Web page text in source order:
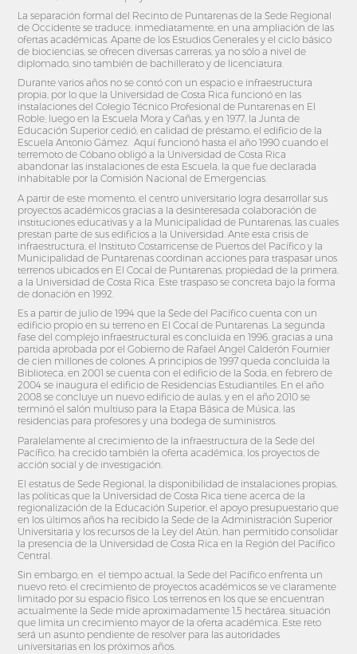
La separación formal del Recinto de Puntarenas de la Sede Regional
de Occidente se traduce, inmediatamente, en una ampliación de las
ofertas académicas. Aparte de los Estudios Generales y el ciclo básico
de biociencias, se ofrecen diversas carreras, ya no sólo a nivel de
diplomado, sino también de bachillerato y de licenciatura.
Durante varios años no se contó con un espacio e infraestructura
propia, por lo que la Universidad de Costa Rica funcionó en las
instalaciones del Colegio Técnico Profesional de Puntarenas en El
Roble; luego en la Escuela Mora y Cañas, y en 1977, la Junta de
Educación Superior cedió, en calidad de préstamo, el edificio de la
Escuela Antonio Gámez. Aquí funcionó hasta el año 1990 cuando el
terremoto de Cóbano obligó a la Universidad de Costa Rica
abandonar las instalaciones de esta Escuela, la que fue declarada
inhabitable por la Comisión Nacional de Emergencias.
A partir de este momento, el centro universitario logra desarrollar sus
proyectos académicos gracias a la desinteresada colaboración de
instituciones educativas y a la Municipalidad de Puntarenas, las cuales
prestan parte de sus edificios a la Universidad. Ante esta crisis de
infraestructura, el Instituto Costarricense de Puertos del Pacífico y la
Municipalidad de Puntarenas coordinan acciones para traspasar unos
terrenos ubicados en El Cocal de Puntarenas, propiedad de la primera,
a la Universidad de Costa Rica. Este traspaso se concreta bajo la forma
de donación en 1992.
Es a partir de julio de 1994 que la Sede del Pacífico cuenta con un
edificio propio en su terreno en El Cocal de Puntarenas. La segunda
fase del complejo infraestructural es concluida en 1996, gracias a una
partida aprobada por el Gobierno de Rafael Angel Calderón Fournier
de cien millones de colones. A principios de 1997 queda concluida la
Biblioteca, en 2001 se cuenta con el edificio de la Soda, en febrero de
2004 se inaugura el edificio de Residencias Estudiantiles. En el año
2008 se concluye un nuevo edificio de aulas, y en el año 2010 se
terminó el salón multiuso para la Etapa Básica de Música, las
residencias para profesores y una bodega de suministros.
Paralelamente al crecimiento de la infraestructura de la Sede del
Pacífico, ha crecido también la oferta académica, los proyectos de
acción social y de investigación.
El estatus de Sede Regional, la disponibilidad de instalaciones propias,
las políticas que la Universidad de Costa Rica tiene acerca de la
regionalización de la Educación Superior, el apoyo presupuestario que
en los últimos años ha recibido la Sede de la Administración Superior
Universitaria y los recursos de la Ley del Atún, han permitido consolidar
la presencia de la Universidad de Costa Rica en la Región del Pacífico
Central.
Sin embargo, en el tiempo actual, la Sede del Pacífico enfrenta un
nuevo reto: el crecimiento de proyectos académicos se ve claramente
limitado por su espacio físico. Los terrenos en los que se encuentran
actualmente la Sede mide aproximadamente 1,5 hectárea, situación
que limita un crecimiento mayor de la oferta académica. Este reto
será un asunto pendiente de resolver para las autoridades
universitarias en los próximos años.